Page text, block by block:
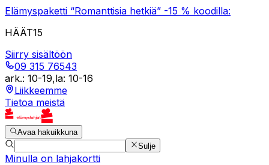
Elämyspaketti “Romanttisia hetkiä” -15 % koodilla:
HÄÄT15
Siirry sisältöön
09 315 76543
ark.: 10-19,la: 10-16
Liikkeemme
Tietoa meistä
Avaa hakuikkuna
Sulje
Minulla on lahjakortti